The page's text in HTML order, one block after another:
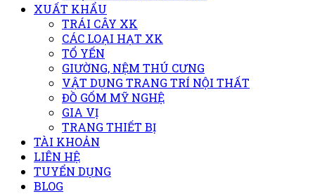
XUẤT KHẨU
TRÁI CÂY XK
CÁC LOẠI HẠT XK
TỔ YẾN
GIƯỜNG, NỆM THÚ CƯNG
VẬT DỤNG TRANG TRÍ NỘI THẤT
ĐỒ GỐM MỸ NGHỆ
GIA VỊ
TRANG THIẾT BỊ
TÀI KHOẢN
LIÊN HỆ
TUYỂN DỤNG
BLOG